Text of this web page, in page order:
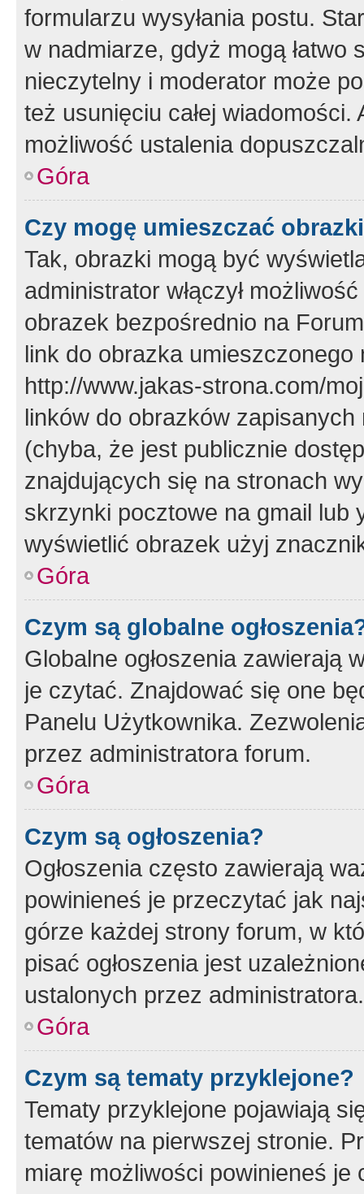
formularzu wysyłania postu.
w nadmiarze, gdyż mogą
nieczytelny i moderator może
też usunięciu całej
możliwość ustalenia
Góra
Czy mogę umieszczać
Tak, obrazki mogą być
administrator włączył
obrazek bezpośrednio na
link do obrazka
http://www.jakas-strona.com/
linków do obrazków
(chyba, że jest publicznie
znajdujących się na stronach
skrzynki pocztowe na gmail lub
wyświetlić obrazek użyj
Góra
Czym są globalne
Globalne ogłoszenia zawierają
je czytać. Znajdować się one
Panelu Użytkownika.
przez administratora forum.
Góra
Czym są ogłoszenia?
Ogłoszenia często zawierają
powinieneś je przeczytać jak
górze każdej strony forum, w
pisać ogłoszenia jest
ustalonych przez administratora.
Góra
Czym są tematy przyklejone?
Tematy przyklejone pojawiają
tematów na pierwszej stronie.
miarę możliwości powinieneś je